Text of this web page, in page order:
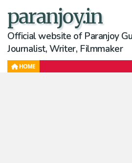
paranjoy.in
Official website of Paranjoy
Journalist, Writer, Filmmaker
HOME